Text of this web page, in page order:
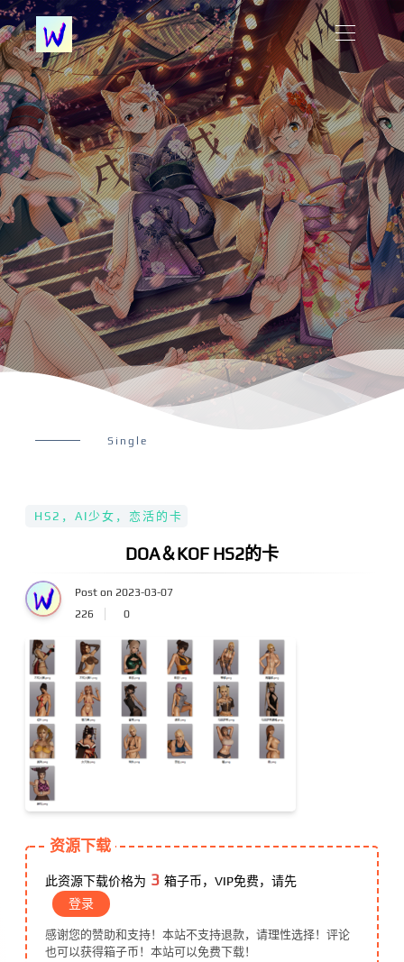
Single
HS2，AI少女，恋活的卡
DOA＆KOF HS2的卡
Post on 2023-03-07
226
0
资源下载
此资源下载价格为 3 箱子币，VIP免费，请先
登录
感谢您的赞助和支持！本站不支持退款，请理性选择！评论
也可以获得箱子币！本站可以免费下载！